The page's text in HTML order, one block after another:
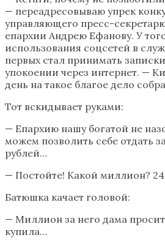
— переадресовываю упрек
управляющего пресс-
епархии Андрею Ефанову. У
использования соцсетей в
первых стал принимать
упокоении через интернет. —
день на такое благое дело
Тот вскидывает руками:
— Епархию нашу богатой не
можем позволить себе отдать
рублей…
— Постойте! Какой миллион?
Батюшка качает головой:
— Миллион за него дама
купила…